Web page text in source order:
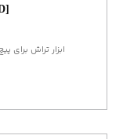
ابزار تراش برای